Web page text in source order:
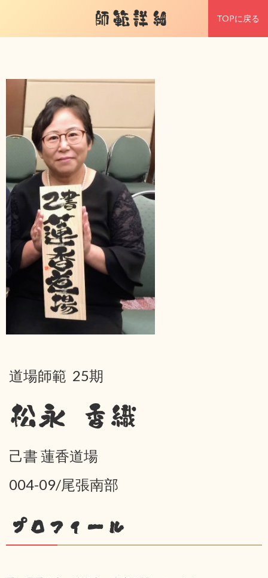
師範詳細 TOPに戻る
道場師範 25期
松永 香織
己書 蓮香道場
004-09/尾張南部
プロフィール